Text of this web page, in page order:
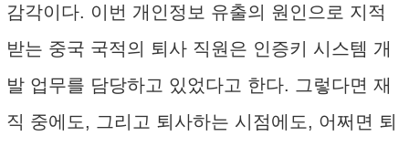
감각이다. 이번 개인정보 유출의 원인으로 지적
받는 중국 국적의 퇴사 직원은 인증키 시스템 개
발 업무를 담당하고 있었다고 한다. 그렇다면 재
직 중에도, 그리고 퇴사하는 시점에도, 어쩌면 퇴